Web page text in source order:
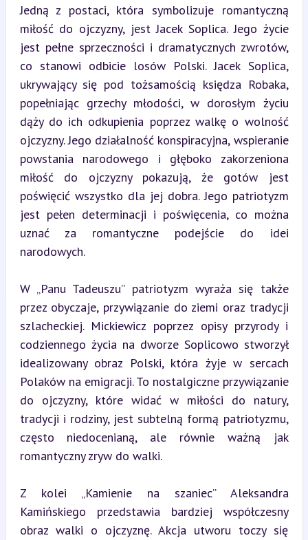
Jedną z postaci, która symbolizuje romantyczną
miłość do ojczyzny, jest Jacek Soplica. Jego życie
jest pełne sprzeczności i dramatycznych zwrotów,
co stanowi odbicie losów Polski. Jacek Soplica,
ukrywający się pod tożsamością księdza Robaka,
popełniając grzechy młodości, w dorosłym życiu
dąży do ich odkupienia poprzez walkę o wolność
ojczyzny. Jego działalność konspiracyjna, wspieranie
powstania narodowego i głęboko zakorzeniona
miłość do ojczyzny pokazują, że gotów jest
poświęcić wszystko dla jej dobra. Jego patriotyzm
jest pełen determinacji i poświęcenia, co można
uznać za romantyczne podejście do idei
narodowych.
W „Panu Tadeuszu” patriotyzm wyraża się także
przez obyczaje, przywiązanie do ziemi oraz tradycji
szlacheckiej. Mickiewicz poprzez opisy przyrody i
codziennego życia na dworze Soplicowo stworzył
idealizowany obraz Polski, która żyje w sercach
Polaków na emigracji. To nostalgiczne przywiązanie
do ojczyzny, które widać w miłości do natury,
tradycji i rodziny, jest subtelną formą patriotyzmu,
często niedocenianą, ale równie ważną jak
romantyczny zryw do walki.
Z kolei „Kamienie na szaniec” Aleksandra
Kamińskiego przedstawia bardziej współczesny
obraz walki o ojczyznę. Akcja utworu toczy się